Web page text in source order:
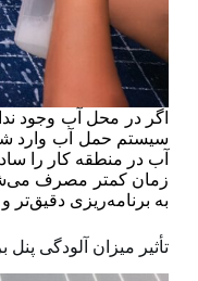
اگر در محل آب وجود
سیستم حمل آب وارد
آب در منطقه کار را
زمان کمتر مصرف
به برنامه‌ریزی
تأثیر میزان آلودگی